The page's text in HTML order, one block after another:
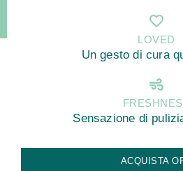
LOVED
Un gesto di cura
Sensazione di
ACQUISTA